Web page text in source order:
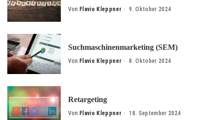
Posted
Von Flavio Kleppner 9. Oktober 2024
Suchmaschinenmarketing (SEM)
Posted
Von Flavio Kleppner 8. Oktober 2024
Retargeting
Posted
Von Flavio Kleppner 18. September 2024